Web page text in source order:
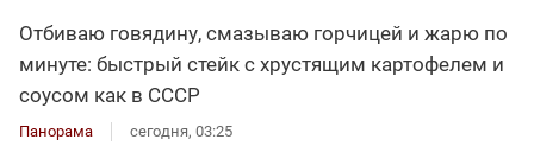
Отбиваю говядину, смазываю горчицей и жарю по
минуте: быстрый стейк с хрустящим картофелем и
соусом как в СССР
Панорама сегодня, 03:25